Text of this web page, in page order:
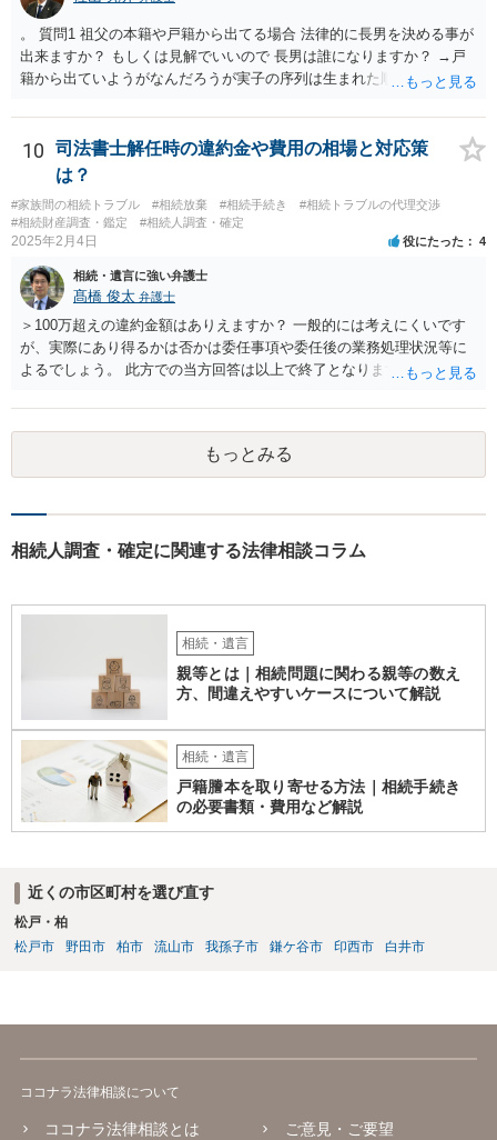
。 質問1 祖父の本籍や戸籍から出てる場合 法律的に長男を決める事が
出来ますか？ もしくは見解でいいので 長男は誰になりますか？ →戸
籍から出ていようがなんだろうが実子の序列は生まれた順ですから、
書が腹違いの長男に向けてある場合 書かれてる内容が最優先にされる
のですか？ →遺書というのが、法律上の遺言の形式を守っている限り
はそのとおりです。 質問3 父が腹違いの長男に法律的に優位になれそ
うな事はありますか？ →遺言が有効な場合、優位に立つことはできま
せんが、お祖父様が認知症であるなどの「遺言が作れないはずの事
情」があるならば①遺言無効確認の訴えを起こすのは一つの手です。
問4 相続トラブルの代理交渉は可能でしょうか。 →一般論としては可
能ですが、お伺いする内容ですとお祖父様が亡くなられた後に動くこ
とになるでしょう。
10
司法書士解任時の違約金や費用の相場と対応策
は？
#家族間の相続トラブル #相続放棄 #相続手続き
#相続トラブルの代理交渉
#相続財産調査・鑑定
#相続人調査・確定
2025年2月4日 役にたった 4
相続・遺言に強い弁護士
髙橋 俊太 弁護士
＞100万超えの違約金額はありえますか？ 一般的には考えにくいです
が、実際にあり得るかは否かは委任事項や委任後の業務処理状況等に
よるでしょう。 此方での当方回答は以上で終了となりますが、参考に
もっとみる
相続人調査・確定に関連する法律相談コラム
相続・遺言
親等とは｜相続問題に関わる親等の数え
方、間違えやすいケースについて解説
相続・遺言
戸籍謄本を取り寄せる方法｜相続手続き
の必要書類・費用など解説
近くの市区町村を選び直す
松戸・柏
松戸市
野田市 柏市 流山市 我孫子市 鎌ケ谷市 印西市 白井市
ココナラ法律相談について
ココナラ法律相談とは ご意見・ご要望